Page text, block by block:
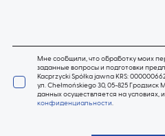
Мне сообщили, что обработку моих
заданные вопросы и подготовки
Kacprzycki Spółka jawna KRS:
ул. Chełmońskiego 30, 05-825
данных осуществляется на условиях,
конфиденциальности.